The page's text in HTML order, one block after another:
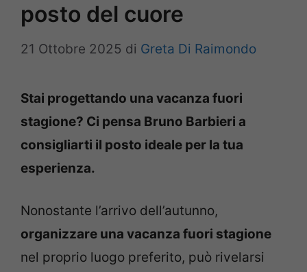
posto del cuore
21 Ottobre 2025 di Greta Di Raimondo
Stai progettando una vacanza fuori
stagione? Ci pensa Bruno Barbieri a
consigliarti il posto ideale per la tua
esperienza.
Nonostante l’arrivo dell’autunno,
organizzare una vacanza fuori stagione
nel proprio luogo preferito, può rivelarsi